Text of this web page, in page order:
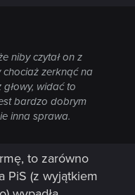
niby czytał on z
chociaż zerknąć na
widać to
bardzo dobrym
inna sprawa.
to zarówno
PiS (z wyjątkiem